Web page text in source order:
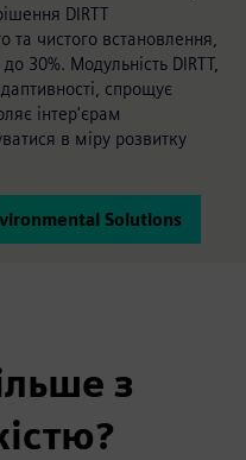
DIRTT
та чистого встановлення,
30%. Модульність DIRTT,
спрощує
інтер'єрам
в міру розвитку
Solutions
з